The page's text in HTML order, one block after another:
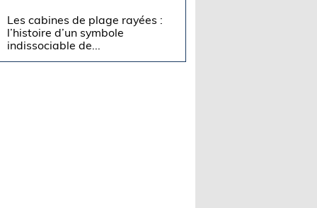
Les cabines de plage rayées :
l’histoire d’un symbole
indissociable de...